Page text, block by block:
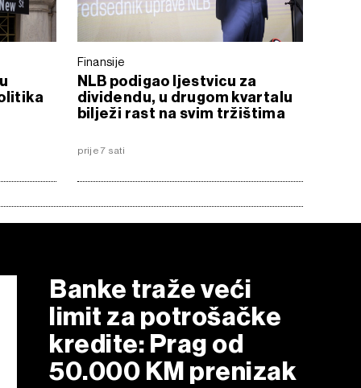
Finansije
NLB podigao ljestvicu za
dividendu, u drugom kvartalu
bilježi rast na svim tržištima
prije 7 sati
Banke traže veći
limit za potrošačke
kredite: Prag od
50.000 KM prenizak